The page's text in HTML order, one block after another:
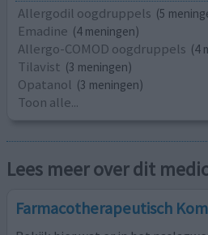
Allergodil oogdruppels (5
Emadine (4 meningen)
Allergo-COMOD oogdruppels (4
Tilavist (3 meningen)
Opatanol (3 meningen)
Toon alle...
Lees meer over dit
Farmacotherapeutisch